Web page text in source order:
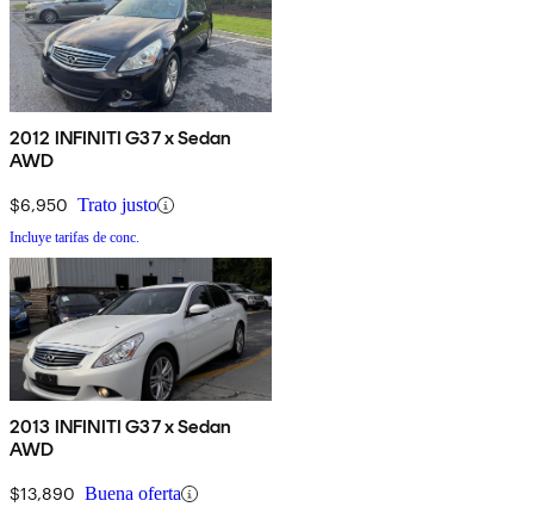
2012 INFINITI G37 x Sedan
AWD
$6,950 Trato justo
Incluye tarifas de conc.
2013 INFINITI G37 x Sedan
AWD
$13,890 Buena oferta